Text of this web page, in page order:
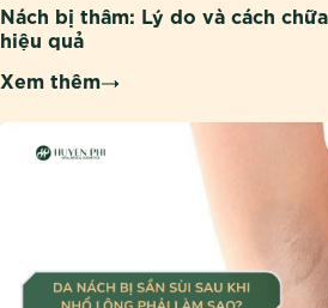
Nách bị thâm: Lý do và cách
hiệu quả
Xem thêm